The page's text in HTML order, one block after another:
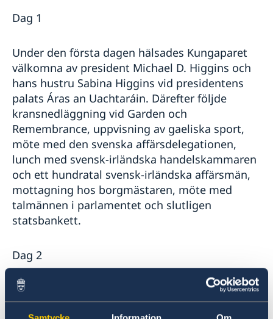
Dag 1
Under den första dagen hälsades Kungaparet
välkomna av president Michael D. Higgins och
hans hustru Sabina Higgins vid presidentens
palats Áras an Uachtaráin. Därefter följde
kransnedläggning vid Garden och
Remembrance, uppvisning av gaeliska sport,
möte med den svenska affärsdelegationen,
lunch med svensk-irländska handelskammaren
och ett hundratal svensk-irländska affärsmän,
mottagning hos borgmästaren, möte med
talmännen i parlamentet och slutligen
statsbankett.
Dag 2
Under den andra dagen närvarade Kungaparet
vid ett seminarium om framtidens utmaningar